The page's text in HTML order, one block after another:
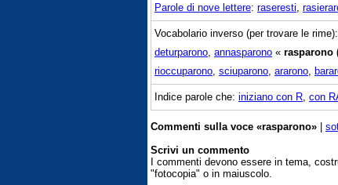
Parole di nove lettere: raseresti
Vocabolario inverso (per trovare le rime):
deturparono annasparono « rasparono
rioccuparono sciuparono ararono
Indice parole che: iniziano con R con
Commenti sulla voce «rasparono» |
Scrivi un commento
I commenti devono essere in tema,
"fotocopia" o in maiuscolo.